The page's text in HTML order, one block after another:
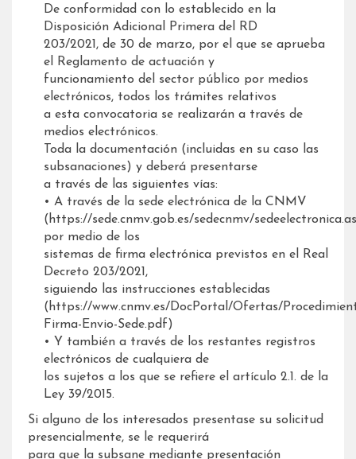
De conformidad con lo establecido en la
Disposición Adicional Primera del RD
203/2021, de 30 de marzo, por el que se aprueba
el Reglamento de actuación y
funcionamiento del sector público por medios
electrónicos, todos los trámites relativos
a esta convocatoria se realizarán a través de
medios electrónicos.
Toda la documentación (incluidas en su caso las
subsanaciones) y deberá presentarse
a través de las siguientes vías:
• A través de la sede electrónica de la CNMV
(https://sede.cnmv.gob.es/sedecnmv/
por medio de los
sistemas de firma electrónica previstos en el Real
Decreto 203/2021,
siguiendo las instrucciones establecidas
(https://www.cnmv.es/DocPortal/Ofertas/
Firma-Envio-Sede.pdf)
• Y también a través de los restantes registros
electrónicos de cualquiera de
los sujetos a los que se refiere el artículo 2.1. de la
Ley 39/2015.
Si alguno de los interesados presentase su solicitud
presencialmente, se le requerirá
para que la subsane mediante presentación